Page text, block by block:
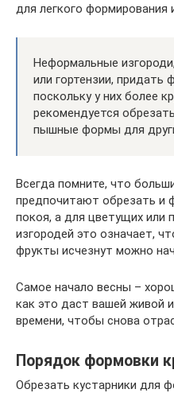
для легкого формирования
Неформальные
или гортензии, придать
поскольку у них более
рекомендуется
пышные формы для
Всегда помните, что
предпочитают обрезать и
покоя, а для цветущих или
изгородей это означает,
фрукты исчезнут можно
Самое начало весны –
как это даст вашей живой
времени, чтобы снова
Порядок формовки
Обрезать кустарники для